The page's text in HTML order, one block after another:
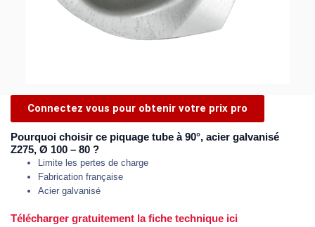
Connectez vous pour obtenir votre prix pro
Pourquoi choisir ce piquage tube à 90°, acier galvanisé
Z275, Ø 100 – 80 ?
Limite les pertes de charge
Fabrication française
Acier galvanisé
Télécharger gratuitement la fiche technique ici